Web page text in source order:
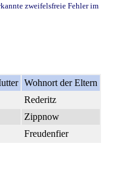
zweifelsfreie Fehler im
Wohnort der Eltern
Rederitz
Zippnow
Freudenfier